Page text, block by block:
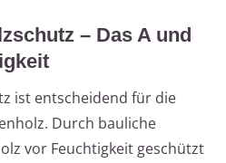
– Das A und
ist entscheidend für die
Durch bauliche
vor Feuchtigkeit geschützt